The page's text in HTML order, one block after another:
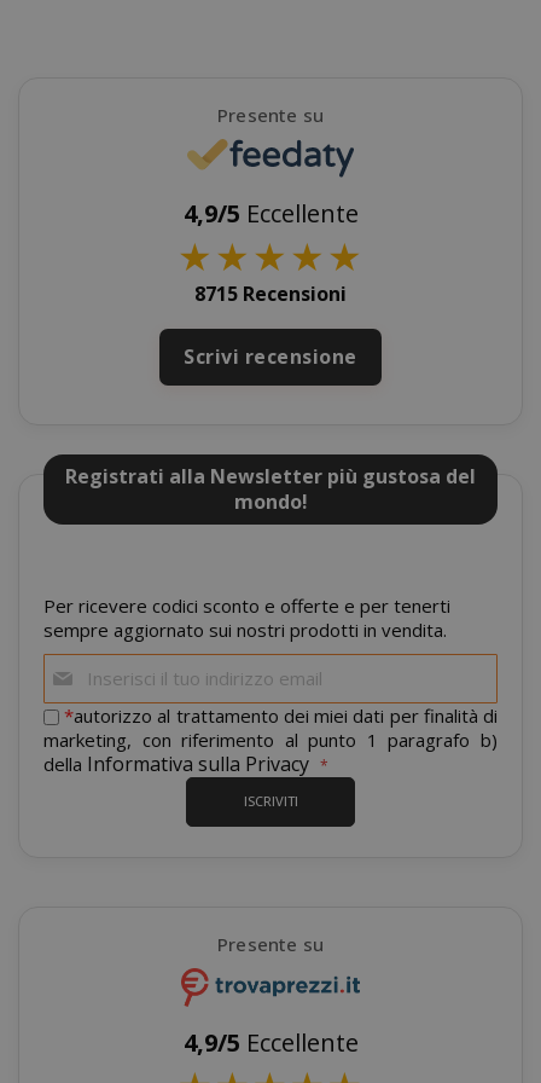
Presente su
4,9/5 Eccellente
★★★★★
8715 Recensioni
Scrivi recensione
Registrati alla Newsletter più gustosa del
mondo!
Per ricevere codici sconto e offerte e per tenerti
sempre aggiornato sui nostri prodotti in vendita.
alla
nostra
newsletter:
*autorizzo al trattamento dei miei dati per finalità di
marketing, con riferimento al punto 1 paragrafo b)
della Informativa sulla Privacy
ISCRIVITI
Presente su
4,9/5 Eccellente
mage-cache-storage
recently_compared_product